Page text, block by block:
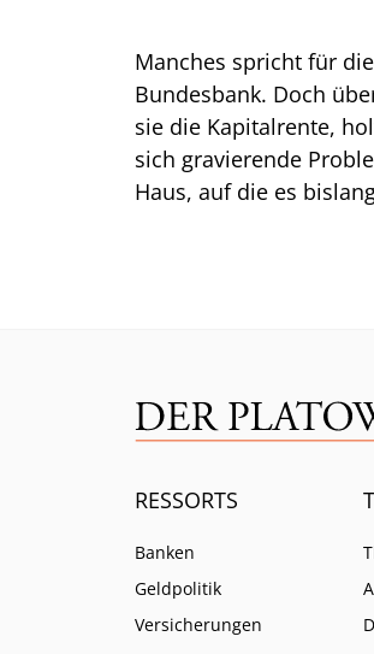
Manches spricht für die
Bundesbank. Doch
sie die Kapitalrente,
sich gravierende
Haus, auf die es
RESSORTS
Banken
Geldpolitik
Versicherungen